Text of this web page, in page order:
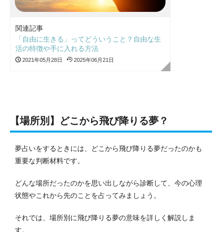
関連記事
「自由に生きる」ってどういうこと？自由な生
活の特徴や手に入れる方法
2021年05月28日 2025年06月21日
【場所別】どこから飛び降りる夢？
夢占いをするときには、どこから飛び降りる夢だったのかも
重要な判断材料です。
どんな場所だったのかを思い出しながら診断して、今の心理
状態やこれから先のことを占ってみましょう。
それでは、場所別に飛び降りる夢の意味を詳しく解説しま
す。